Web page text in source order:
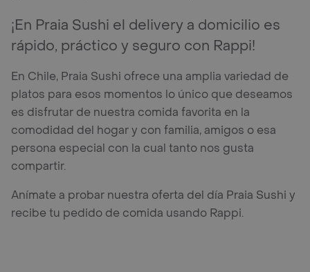
¡En Praia Sushi el delivery a domicilio es
rápido, práctico y seguro con Rappi!
En Chile, Praia Sushi ofrece una amplia variedad de
platos para esos momentos lo único que deseamos
es disfrutar de nuestra comida favorita en la
comodidad del hogar y con familia, amigos o esa
persona especial con la cual tanto nos gusta
compartir.
Anímate a probar nuestra oferta del día Praia Sushi y
recibe tu pedido de comida usando Rappi.